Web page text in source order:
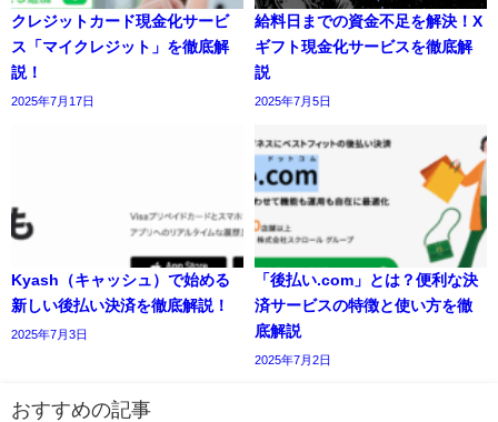
クレジットカード現金化サービ
ス「マイクレジット」を徹底解
説！
2025年7月17日
給料日までの資金不足を解決！X
ギフト現金化サービスを徹底解
説
2025年7月5日
Kyash（キャッシュ）で始める
新しい後払い決済を徹底解説！
2025年7月3日
「後払い.com」とは？便利な決
済サービスの特徴と使い方を徹
底解説
2025年7月2日
おすすめの記事